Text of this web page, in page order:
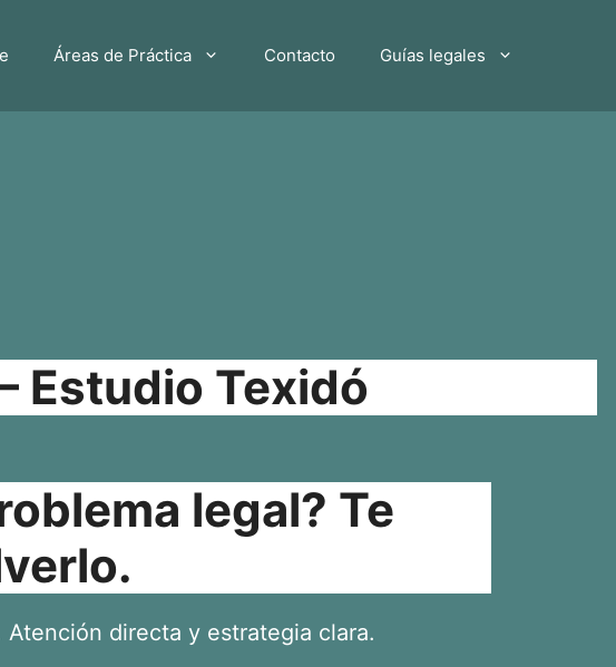
Áreas de Práctica Contacto Guías legales
Estudio Texidó
legal? Te
directa y estrategia clara.